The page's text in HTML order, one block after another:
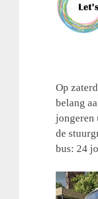
Op
belang
jongeren
de
bus: 24